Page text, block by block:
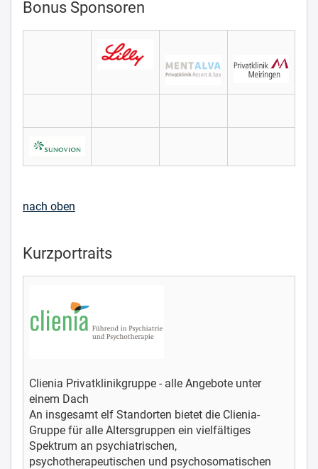
Bonus Sponsoren
nach oben
Kurzportraits
Clienia Privatklinikgruppe - alle Angebote unter
einem Dach
An insgesamt elf Standorten bietet die Clienia-
Gruppe für alle Altersgruppen ein vielfältiges
Spektrum an psychiatrischen,
psychotherapeutischen und psychosomatischen